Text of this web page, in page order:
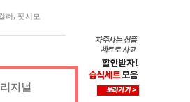
러 펫시모
지널